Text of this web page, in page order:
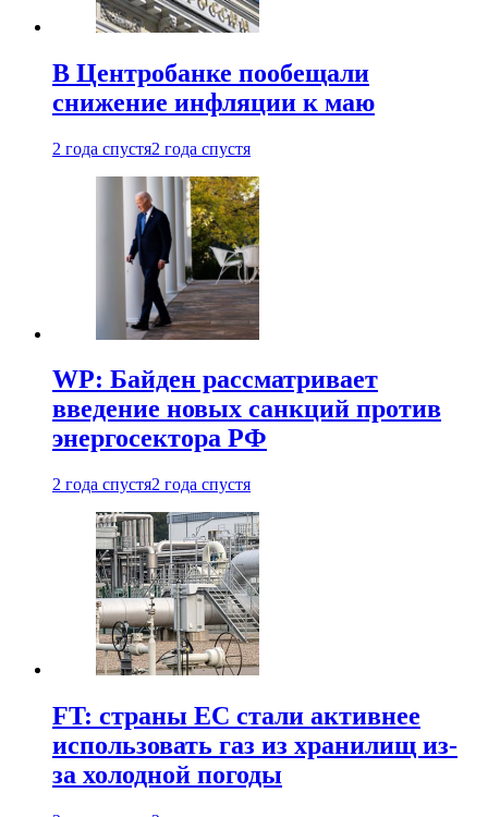
В Центробанке пообещали
снижение инфляции к маю
2 года спустя2 года спустя
WP: Байден рассматривает
введение новых санкций против
энергосектора РФ
2 года спустя2 года спустя
FT: страны ЕС стали активнее
использовать газ из хранилищ из-
за холодной погоды